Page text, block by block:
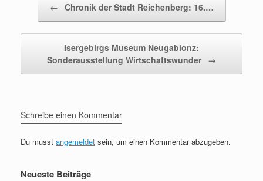
← Chronik der Stadt Reichenberg: 16.…
Isergebirgs Museum Neugablonz:
Sonderausstellung Wirtschaftswunder →
Schreibe einen Kommentar
Du musst angemeldet sein, um einen Kommentar abzugeben.
Neueste Beiträge